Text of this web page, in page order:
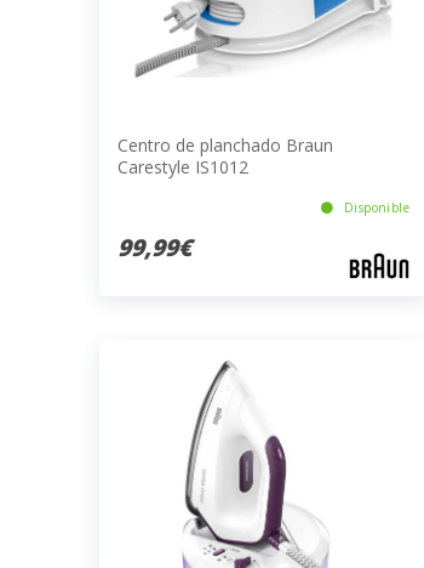
Centro de planchado Braun
Carestyle IS1012
Disponible
99,99€